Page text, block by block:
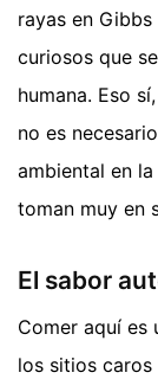
rayas en
curiosos que
humana. Eso
no es
ambiental en
toman muy en
El sabor
Comer aquí es
los sitios